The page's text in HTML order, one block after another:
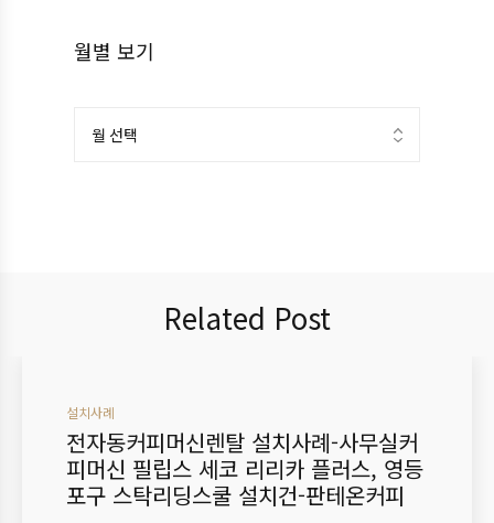
월별 보기
Related Post
설치사례
전자동커피머신렌탈 설치사례-사무실커
피머신 필립스 세코 리리카 플러스, 영등
포구 스탁리딩스쿨 설치건-판테온커피